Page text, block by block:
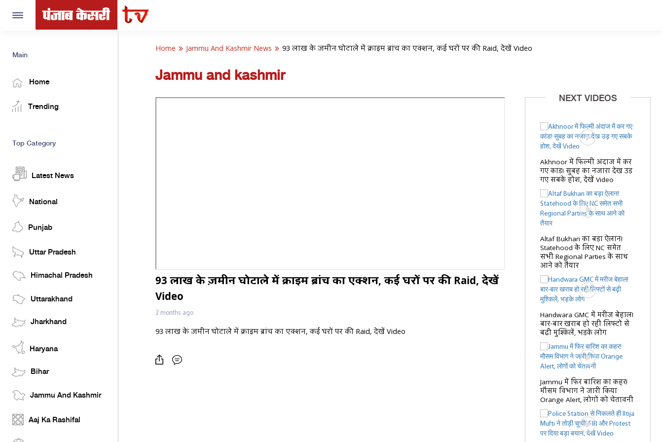
Toggle
Main
Home
Trending
Top Category
Latest News
National
Punjab
Uttar Pradesh
Himachal Pradesh
Uttarakhand
Jharkhand
Haryana
Bihar
Jammu And Kashmir
Aaj Ka Rashifal
Home Jammu And Kashmir News 93 लाख के ज़मीन घोटाले में क्राइम ब्रांच का एक्शन, कई घरों पर की Raid, देखें Video
Jammu and kashmir
93 लाख के ज़मीन घोटाले में क्राइम ब्रांच का एक्शन, कई घरों पर की Raid, देखें
Video
2 months ago
93 लाख के ज़मीन घोटाले में क्राइम ब्रांच का एक्शन, कई घरों पर की Raid, देखें Video
NEXT VIDEOS
Akhnoor में फिल्मी अंदाज में कर
गए कांड! सुबह का नजारा देख उड़
गए सबके होश, देखें Video
Altaf Bukhari का बड़ा ऐलान!
Statehood के लिए NC समेत
सभी Regional Parties के साथ
आने को तैयार
Handwara GMC में मरीज बेहाल!
बार-बार खराब हो रही लिफ्टों से
बढ़ी मुश्किलें, भड़के लोग
Jammu में फिर बारिश का कहर!
मौसम विभाग ने जारी किया
Orange Alert, लोगों को चेतावनी